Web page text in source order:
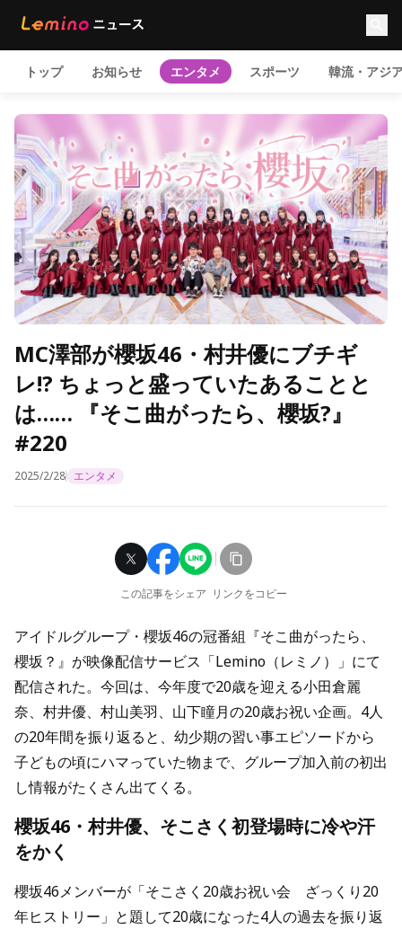
トップ お知らせ エンタメ スポーツ 韓流・アジ
MC澤部が櫻坂46・村井優にブチギ
レ!? ちょっと盛っていたあることと
は…… 『そこ曲がったら、櫻坂?』
#220
2025/2/28 エンタメ
この記事をシェア リンクをコピー
アイドルグループ・櫻坂46の冠番組『そこ曲がったら、
櫻坂？』が映像配信サービス「Lemino（レミノ）」にて
配信された。今回は、今年度で20歳を迎える小田倉麗
奈、村井優、村山美羽、山下瞳月の20歳お祝い企画。4人
の20年間を振り返ると、幼少期の習い事エピソードから
子どもの頃にハマっていた物まで、グループ加入前の初出
し情報がたくさん出てくる。
櫻坂46・村井優、そこさく初登場時に冷や汗
をかく
櫻坂46メンバーが「そこさく20歳お祝い会 ざっくり20
年ヒストリー」と題して20歳になった4人の過去を振り返